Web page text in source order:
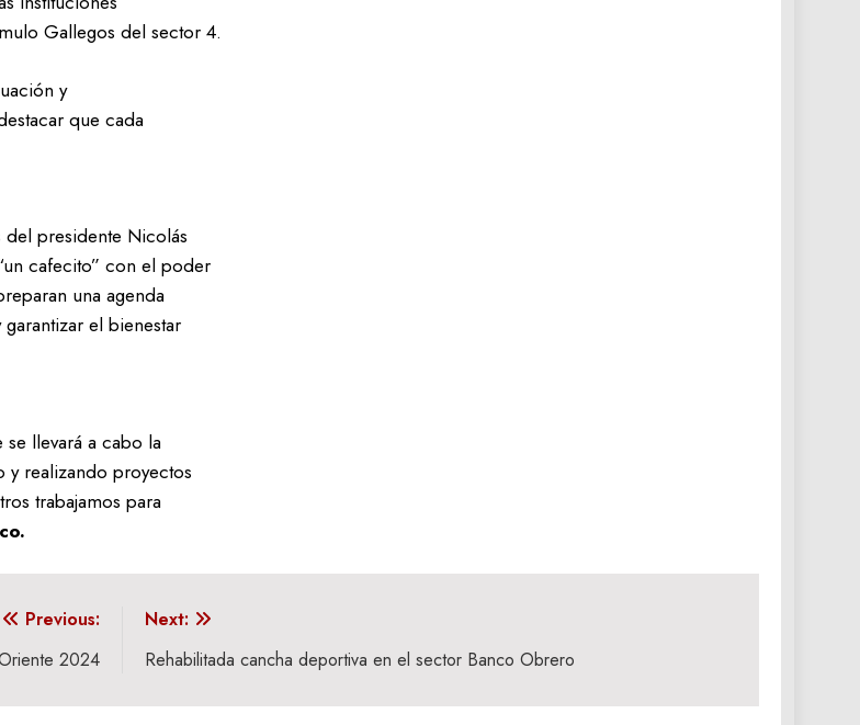
Gallegos del sector 4.
y
que cada
presidente Nicolás
cafecito” con el poder
una agenda
el bienestar
llevará a cabo la
y realizando proyectos
trabajamos para
Previous:
2024
Next:
Rehabilitada cancha deportiva en el sector Banco Obrero